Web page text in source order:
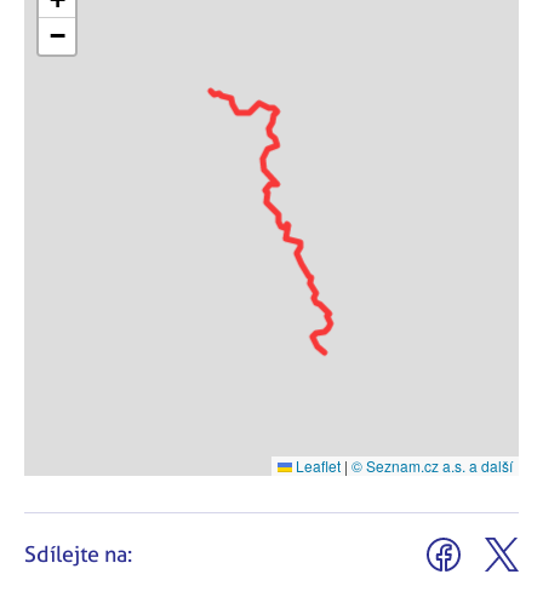
−
Leaflet | © Seznam.cz a.s. a další
Sdílejte na: